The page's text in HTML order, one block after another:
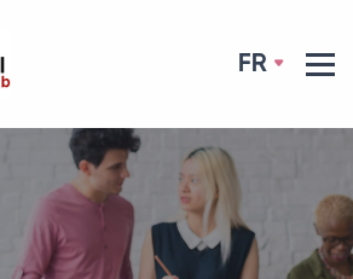
FR